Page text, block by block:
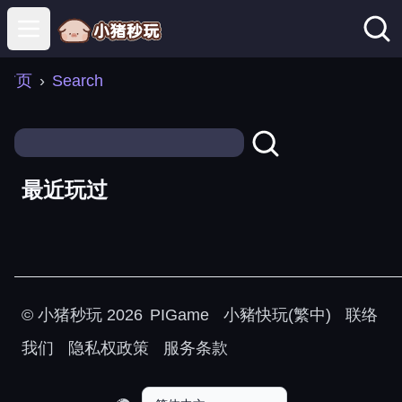
Open main menu
首页 › Search
最近玩过
© 小猪秒玩 2026 PIGame 小豬快玩(繁中)
联络
我们
隐私权政策 服务条款